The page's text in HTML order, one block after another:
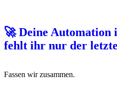
🚀 Deine Automation
fehlt ihr nur der
Fassen wir zusammen.